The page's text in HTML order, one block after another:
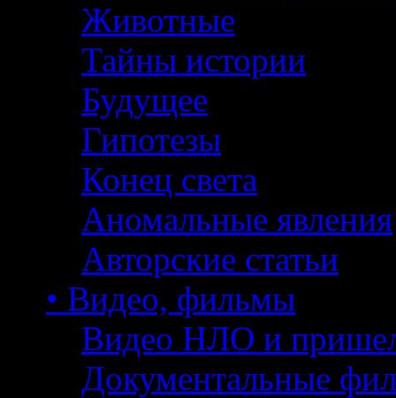
Животные
Тайны истории
Будущее
Гипотезы
Конец света
Аномальные явления
Авторские статьи
• Видео, фильмы
Видео НЛО и
Документальные